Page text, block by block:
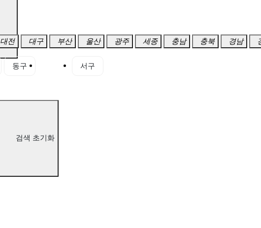
대전 대구 부산 울산 광주 세종 충남 충북 경남
동구
서구
검색 초기화